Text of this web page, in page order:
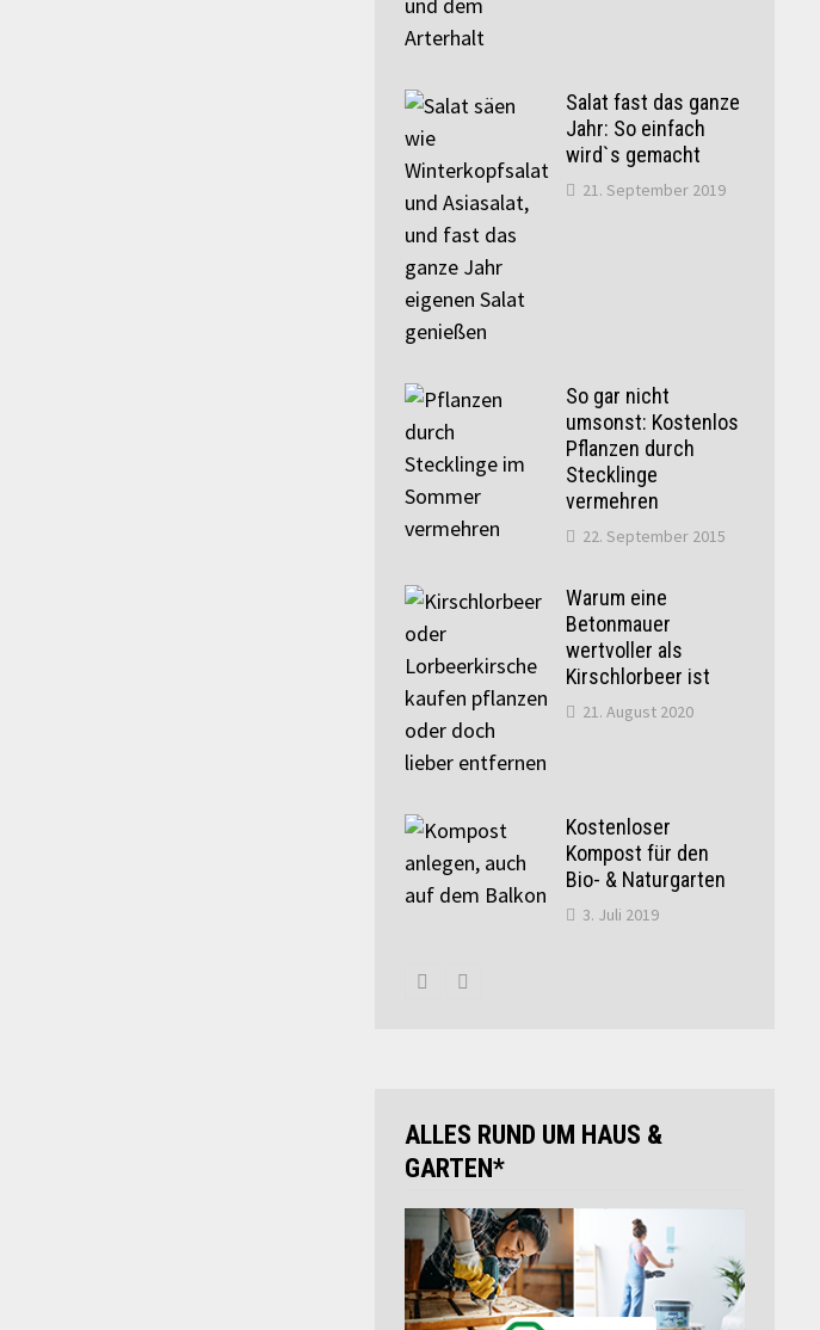
Salat fast das ganze
Jahr: So einfach
wird`s gemacht
21. September 2019
So gar nicht
umsonst: Kostenlos
Pflanzen durch
Stecklinge
vermehren
22. September 2015
Warum eine
Betonmauer
wertvoller als
Kirschlorbeer ist
21. August 2020
Kostenloser
Kompost für den
Bio- & Naturgarten
3. Juli 2019
ALLES RUND UM HAUS &
GARTEN*